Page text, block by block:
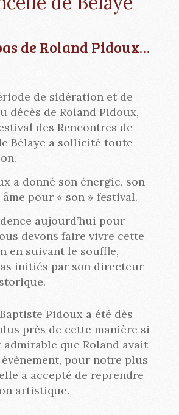
de Roland Pidoux…
de sidération et de
décès de Roland Pidoux,
des Rencontres de
Bélaye a sollicité toute
a donné son énergie, son
pour « son » festival.
aujourd’hui pour
devons faire vivre cette
en suivant le souffle,
initiés par son directeur
Pidoux a été dès
près de cette manière si
que Roland avait
évènement, pour notre plus
a accepté de reprendre
artistique.